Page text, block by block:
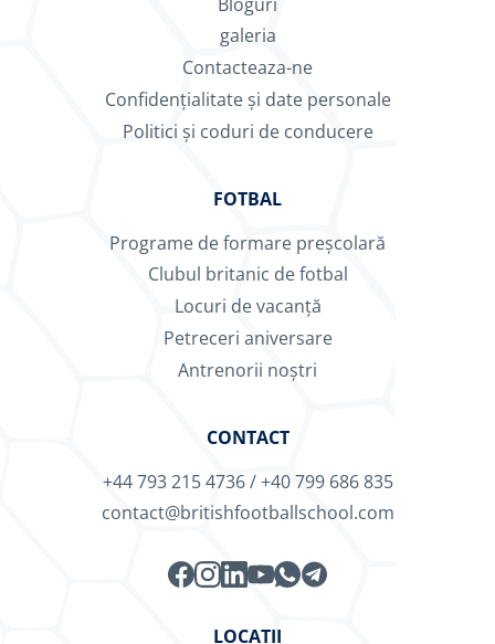
CONTACT
+44 793 215 4736/+40 799 686 835
contact@britishfootballschool.com
LOCAȚII
galeria
Contacteaza-ne
Confidențialitate și date personale
Politici și coduri de conducere
FOTBAL
Programe de formare preșcolară
Clubul britanic de fotbal
Locuri de vacanță
Petreceri aniversare
Antrenorii noștri